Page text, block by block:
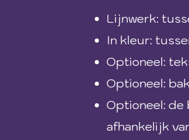
Lijnwerk:
In kleur:
Optioneel:
Optioneel:
Optioneel:
afhankelijk